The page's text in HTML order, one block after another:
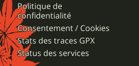
Politique de
confidentialité
Consentement / Cookies
Stats des traces GPX
Status des services